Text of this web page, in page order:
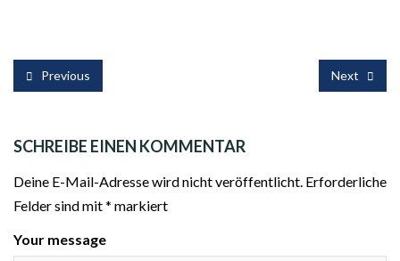
Previous Next
SCHREIBE EINEN KOMMENTAR
Deine E-Mail-Adresse wird nicht veröffentlicht. Erforderliche
Felder sind mit* markiert
Your message